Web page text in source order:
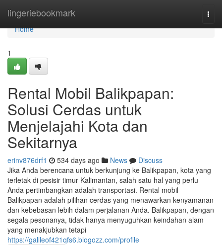
lingeriebookmark
Home
Home
1
Rental Mobil Balikpapan:
Solusi Cerdas untuk
Menjelajahi Kota dan
Sekitarnya
erinv876drf1 534 days ago News
Discuss
Jika Anda berencana untuk berkunjung ke Balikpapan, kota yang
terletak di pesisir timur Kalimantan, salah satu hal yang perlu
Anda pertimbangkan adalah transportasi. Rental mobil
Balikpapan adalah pilihan cerdas yang menawarkan kenyamanan
dan kebebasan lebih dalam perjalanan Anda. Balikpapan, dengan
segala pesonanya, tidak hanya menyuguhkan keindahan alam
yang menakjubkan tetapi
https://galileof421qfs6.blogozz.com/profile